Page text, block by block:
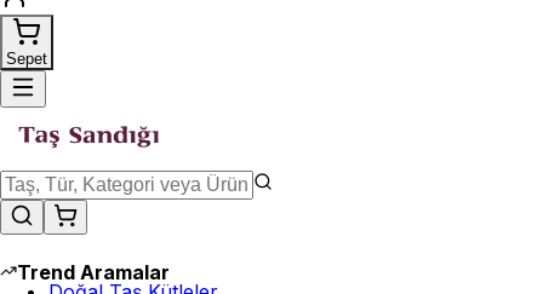
Sepet
Trend Aramalar